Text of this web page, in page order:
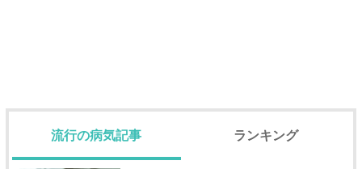
流行の病気記事 ランキング